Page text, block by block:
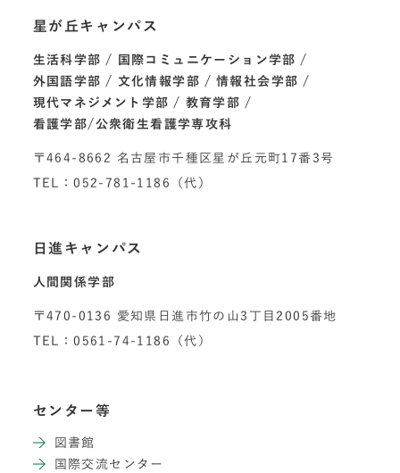
星が丘キャンパス
生活科学部
国際コミュニケーション学部
外国語学部
文化情報学部
情報社会学部
現代マネジメント学部
教育学部
看護学部/公衆衛生看護学専攻科
〒464-8662 名古屋市千種区星が丘元町17番3号
TEL：052-781-1186（代）
日進キャンパス
人間関係学部
〒470-0136 愛知県日進市竹の山3丁目2005番地
TEL：0561-74-1186（代）
センター等
図書館
国際交流センター